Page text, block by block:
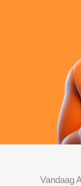
Vandaag